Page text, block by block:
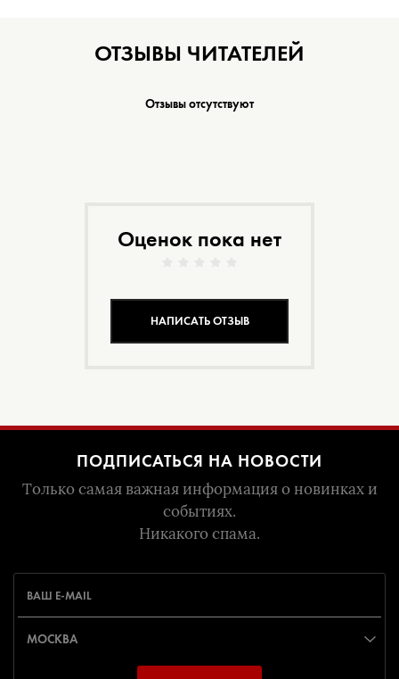
ОТЗЫВЫ ЧИТАТЕЛЕЙ
Отзывы отсутствуют
Оценок пока нет
НАПИСАТЬ ОТЗЫВ
ПОДПИСАТЬСЯ НА НОВОСТИ
Только самая важная информация о новинках и
событиях.
Никакого спама.